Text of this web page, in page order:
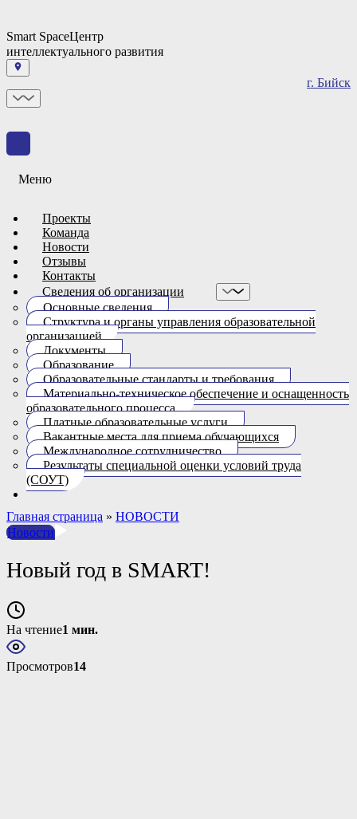
Smart SpaceЦентр
интеллектуального развития
г. Бийск
Меню
Проекты
Команда
Новости
Отзывы
Контакты
Сведения об организации
Основные сведения
Структура и органы управления образовательной
организацией
Документы
Образование
Образовательные стандарты и требования
Материально-техническое обеспечение и оснащенность
образовательного процесса.
Платные образовательные услуги
Вакантные места для приема обучающихся
Международное сотрудничество
Результаты специальной оценки условий труда
(СОУТ)
Главная страница » НОВОСТИ
Новости
Новый год в SMART!
На чтение1 мин.
Просмотров14